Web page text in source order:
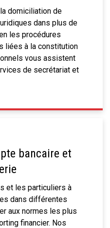
domiciliation de
dans plus de
les procédures
liées à la constitution
vous assistent
de secrétariat et
bancaire et
et les particuliers à
dans différentes
aux normes les plus
financier. Nos